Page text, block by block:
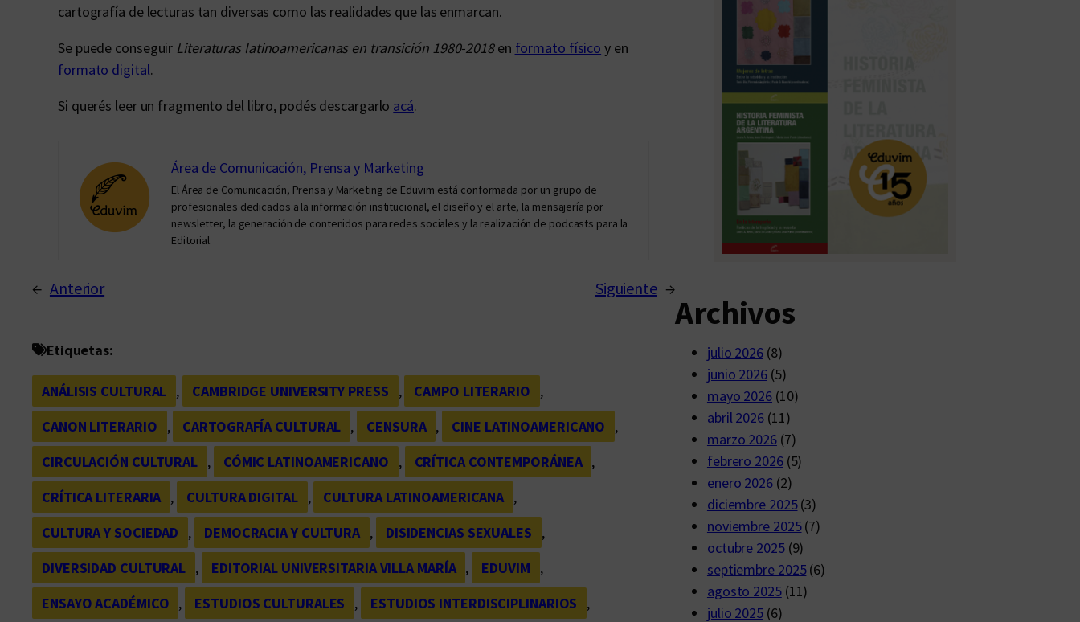
cartografía de lecturas tan diversas como las realidades que las enmarcan.
Se puede conseguir Literaturas latinoamericanas en transición 1980-2018en formato físico y en
formato digital.
Si querés leer un fragmento del libro, podés descargarlo acá.
Área de Comunicación, Prensa y Marketing
El Área de Comunicación, Prensa y Marketing de Eduvim está conformada por un grupo de
profesionales dedicados a la información institucional, el diseño y el arte, la mensajería por
newsletter, la generación de contenidos para redes sociales y la realización de podcasts para la
Editorial.
← Anterior Siguiente →
Etiquetas:
ANÁLISIS CULTURAL , CAMBRIDGE UNIVERSITY PRESS , CAMPO LITERARIO
,
CANON LITERARIO
, CARTOGRAFÍA CULTURAL , CENSURA , CINE LATINOAMERICANO
,
CIRCULACIÓN CULTURAL , CÓMIC LATINOAMERICANO , CRÍTICA CONTEMPORÁNEA ,
CRÍTICA LITERARIA , CULTURA DIGITAL , CULTURA LATINOAMERICANA ,
CULTURA Y SOCIEDAD
, DEMOCRACIA Y CULTURA , DISIDENCIAS SEXUALES
,
DIVERSIDAD CULTURAL , EDITORIAL UNIVERSITARIA VILLA MARÍA , EDUVIM
,
ENSAYO ACADÉMICO , ESTUDIOS CULTURALES , ESTUDIOS INTERDISCIPLINARIOS ,
Archivos
julio 2026(8)
junio 2026(5)
mayo 2026 (10)
abril 2026(11)
marzo 2026(7)
febrero 2026(5)
enero 2026(2)
diciembre 2025(3)
noviembre 2025(7)
octubre 2025(9)
septiembre 2025(6)
agosto 2025(11)
julio 2025(6)